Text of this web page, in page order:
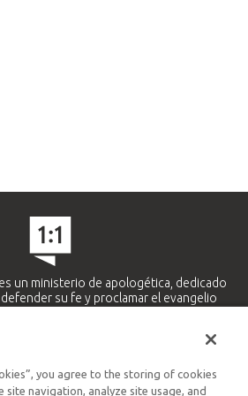
un ministerio de apologética, dedicado
su fe y proclamar el evangelio
Hispano y Latinoamericano
you agree to the storing of cookies
site navigation, analyze site usage, and